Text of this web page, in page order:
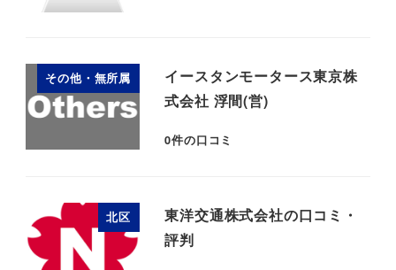
その他・無所属
イースタンモータース東京株
式会社 浮間(営)
0件の口コミ
北区
東洋交通株式会社の口コミ・
評判